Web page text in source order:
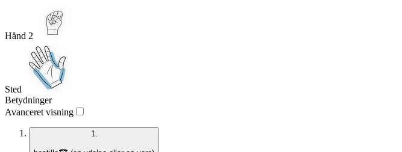
Hånd 2
Sted
Betydninger
Avanceret visning
1.